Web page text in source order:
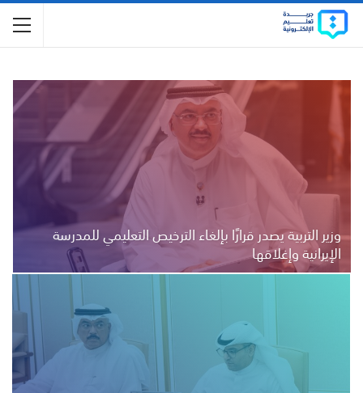
وزير التربية يصدر قرارًا بإلغاء الترخيص التعليمي للمدرسة
الإيرانية وإغلاقها